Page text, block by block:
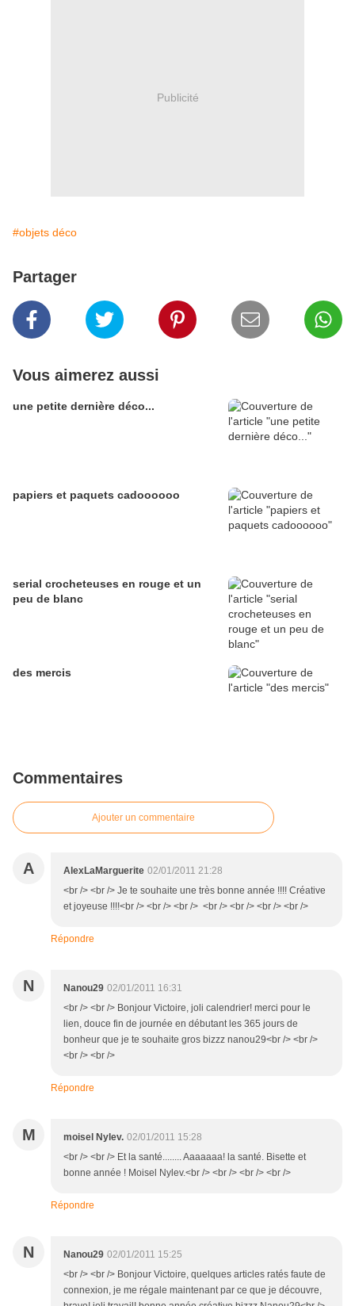
Publicité
#objets déco
Partager
Vous aimerez aussi
une petite dernière déco...
papiers et paquets cadoooooo
serial crocheteuses en rouge et un
peu de blanc
des mercis
Commentaires
Ajouter un commentaire
A AlexLaMarguerite 02/01/2011 21:28
<br /> <br /> Je te souhaite une très bonne année !!!! Créative
et joyeuse !!!!<br /> <br /> <br /> <br /> <br /> <br /> <br />
Répondre
N Nanou29 02/01/2011 16:31
<br /> <br /> Bonjour Victoire, joli calendrier! merci pour le
lien, douce fin de journée en débutant les 365 jours de
bonheur que je te souhaite gros bizzz nanou29<br /> <br />
<br /> <br />
Répondre
M moisel Nylev. 02/01/2011 15:28
<br /> <br /> Et la santé........ Aaaaaaa! la santé. Bisette et
bonne année ! Moisel Nylev.<br /> <br /> <br /> <br />
Répondre
N Nanou29 02/01/2011 15:25
<br /> <br /> Bonjour Victoire, quelques articles ratés faute de
connexion, je me régale maintenant par ce que je découvre,